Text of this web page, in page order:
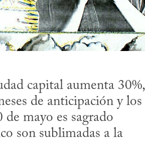
capital aumenta 30%,
de anticipación y los
mayo es sagrado
son sublimadas a la